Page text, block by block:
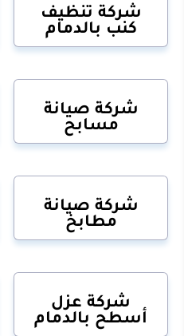
شركة تنظيف
كنب بالدمام
شركة صيانة
مسابح
شركة صيانة
مطابخ
شركة عزل
أسطح بالدمام